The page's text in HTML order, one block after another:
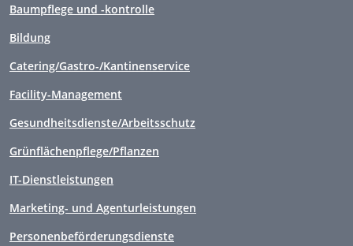
Baumpflege und -kontrolle
Bildung
Catering/Gastro-/Kantinenservice
Facility-Management
Gesundheitsdienste/Arbeitsschutz
Grünflächenpflege/Pflanzen
IT-Dienstleistungen
Marketing- und Agenturleistungen
Personenbeförderungsdienste